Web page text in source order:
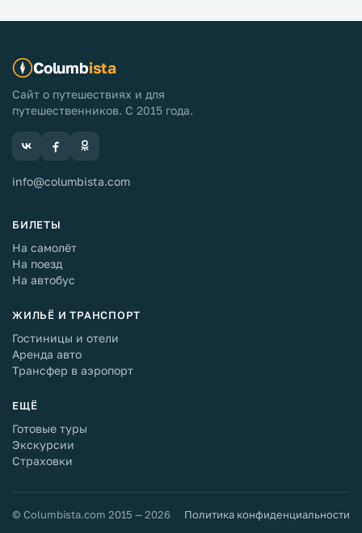
Columbista
Сайт о путешествиях и для
путешественников. С 2015 года.
info@columbista.com
БИЛЕТЫ
На самолёт
На поезд
На автобус
ЖИЛЬЁ И ТРАНСПОРТ
Гостиницы и отели
Аренда авто
Трансфер в аэропорт
ЕЩЁ
Готовые туры
Экскурсии
Страховки
© Columbista.com 2015 — 2026 Политика конфиденциальности